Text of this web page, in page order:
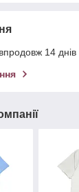
14 днів